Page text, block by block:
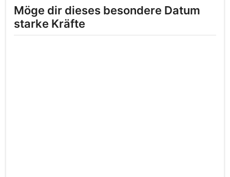
Möge dir dieses besondere Datum
starke Kräfte